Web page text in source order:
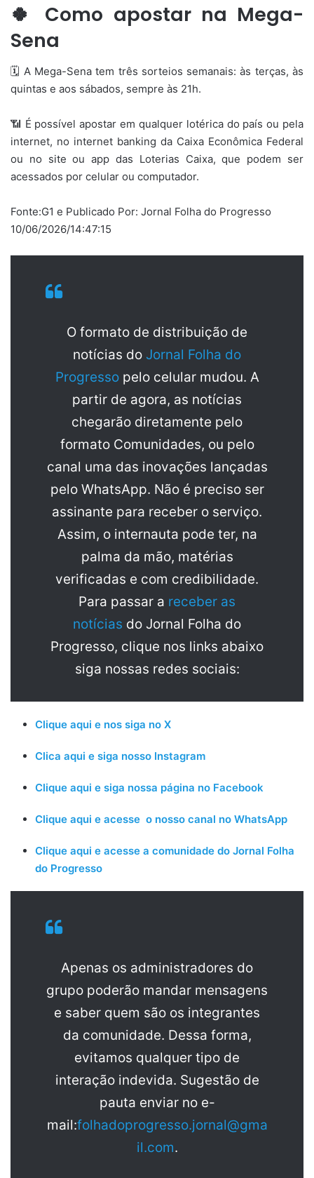
🍀 Como apostar na Mega-
Sena
🗓️ A Mega-Sena tem três sorteios semanais: às terças, às
quintas e aos sábados, sempre às 21h.
📶 É possível apostar em qualquer lotérica do país ou pela
internet, no internet banking da Caixa Econômica Federal
ou no site ou app das Loterias Caixa, que podem ser
acessados por celular ou computador.
Fonte:G1 e Publicado Por: Jornal Folha do Progresso
10/06/2026/14:47:15
O formato de distribuição de
notícias do Jornal Folha do
Progresso pelo celular mudou. A
partir de agora, as notícias
chegarão diretamente pelo
formato Comunidades, ou pelo
canal uma das inovações lançadas
pelo WhatsApp. Não é preciso ser
assinante para receber o serviço.
Assim, o internauta pode ter, na
palma da mão, matérias
verificadas e com credibilidade.
Para passar a receber as
notícias do Jornal Folha do
Progresso, clique nos links abaixo
siga nossas redes sociais:
Clique aqui e nos siga no X
Clica aqui e siga nosso Instagram
Clique aqui e siga nossa página no Facebook
Clique aqui e acesse o nosso canal no WhatsApp
Clique aqui e acesse a comunidade do Jornal Folha
do Progresso
Apenas os administradores do
grupo poderão mandar mensagens
e saber quem são os integrantes
da comunidade. Dessa forma,
evitamos qualquer tipo de
interação indevida. Sugestão de
pauta enviar no e-
mail:folhadoprogresso.jornal@gma
il.com.